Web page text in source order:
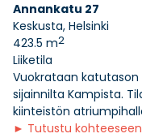
Annankatu 27
Keskusta, Helsinki
423.5 m2
Liiketila
Vuokrataan katutason
sijainnilta Kampista.
kiinteistön
► Tutustu kohteeseen